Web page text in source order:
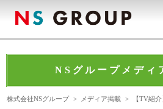
NSグループメディ
株式会社NSグループ > メディア掲載 > 【TV紹